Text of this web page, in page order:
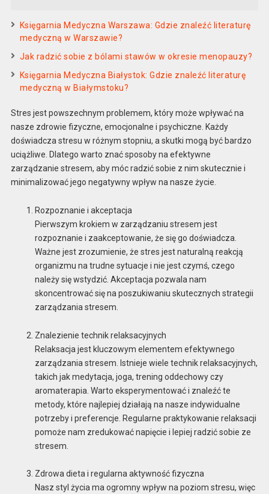
Księgarnia Medyczna Warszawa: Gdzie znaleźć literaturę
medyczną w Warszawie?
Jak radzić sobie z bólami stawów w okresie menopauzy?
Księgarnia Medyczna Białystok: Gdzie znaleźć literaturę
medyczną w Białymstoku?
Stres jest powszechnym problemem, który może wpływać na
nasze zdrowie fizyczne, emocjonalne i psychiczne. Każdy
doświadcza stresu w różnym stopniu, a skutki mogą być bardzo
uciążliwe. Dlatego warto znać sposoby na efektywne
zarządzanie stresem, aby móc radzić sobie z nim skutecznie i
minimalizować jego negatywny wpływ na nasze życie.
Rozpoznanie i akceptacja
Pierwszym krokiem w zarządzaniu stresem jest
rozpoznanie i zaakceptowanie, że się go doświadcza.
Ważne jest zrozumienie, że stres jest naturalną reakcją
organizmu na trudne sytuacje i nie jest czymś, czego
należy się wstydzić. Akceptacja pozwala nam
skoncentrować się na poszukiwaniu skutecznych strategii
zarządzania stresem.
Znalezienie technik relaksacyjnych
Relaksacja jest kluczowym elementem efektywnego
zarządzania stresem. Istnieje wiele technik relaksacyjnych,
takich jak medytacja, joga, trening oddechowy czy
aromaterapia. Warto eksperymentować i znaleźć te
metody, które najlepiej działają na nasze indywidualne
potrzeby i preferencje. Regularne praktykowanie relaksacji
pomoże nam zredukować napięcie i lepiej radzić sobie ze
stresem.
Zdrowa dieta i regularna aktywność fizyczna
Nasz styl życia ma ogromny wpływ na poziom stresu, więc